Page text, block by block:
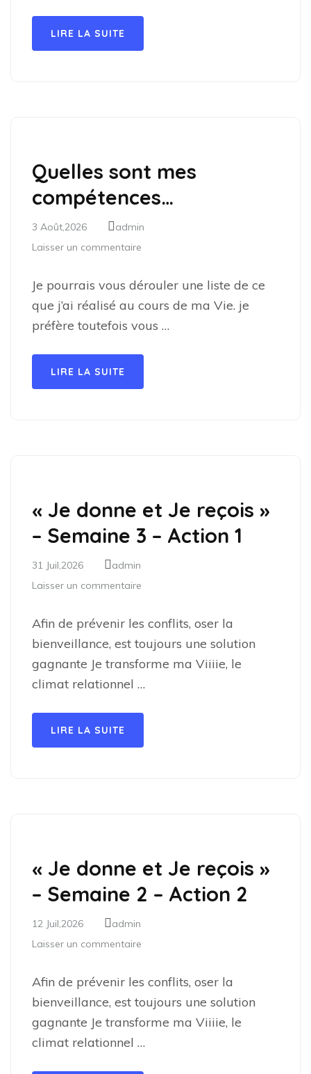
LIRE LA SUITE
Quelles sont mes
compétences…
3 Août,2026
admin
Laisser un commentaire
Je pourrais vous dérouler une liste de ce
que j’ai réalisé au cours de ma Vie. je
préfère toutefois vous …
LIRE LA SUITE
« Je donne et Je reçois »
– Semaine 3 – Action 1
31 Juil,2026
admin
Laisser un commentaire
Afin de prévenir les conflits, oser la
bienveillance, est toujours une solution
gagnante Je transforme ma Viiiie, le
climat relationnel …
LIRE LA SUITE
« Je donne et Je reçois »
– Semaine 2 – Action 2
12 Juil,2026
admin
Laisser un commentaire
Afin de prévenir les conflits, oser la
bienveillance, est toujours une solution
gagnante Je transforme ma Viiiie, le
climat relationnel …